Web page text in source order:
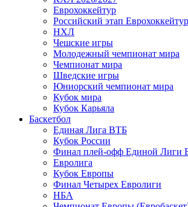
Еврохоккейтур
Российский этап
НХЛ
Чешские игры
Молодежный чемпионат мира
Чемпионат мира
Шведские игры
Юниорский чемпионат мира
Кубок мира
Кубок Карьяла
Баскетбол
Единая Лига ВТБ
Кубок России
Финал плей-офф Единой Лиги
Евролига
Кубок Европы
Финал Четырех Евролиги
НБА